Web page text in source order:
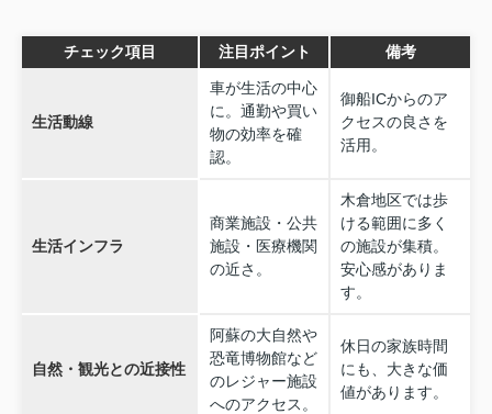
チェック項目 注目ポイント 備考
生活動線
車が生活の中心
に。通勤や買い
物の効率を確
認。
御船ICからのア
クセスの良さを
活用。
生活インフラ
商業施設・公共
施設・医療機関
の近さ。
木倉地区では歩
ける範囲に多く
の施設が集積。
安心感がありま
す。
自然・観光との近接性
阿蘇の大自然や
恐竜博物館など
のレジャー施設
へのアクセス。
休日の家族時間
にも、大きな価
値があります。